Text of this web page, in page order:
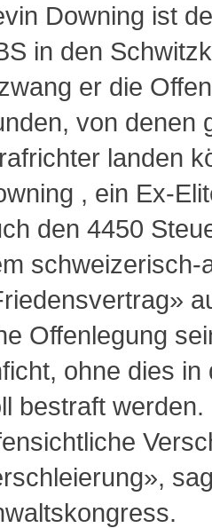
Downing ist
in den
er die
von denen
landen
, ein Ex-
den 4450
schweizerisch-
Offenlegung
ohne dies
bestraft